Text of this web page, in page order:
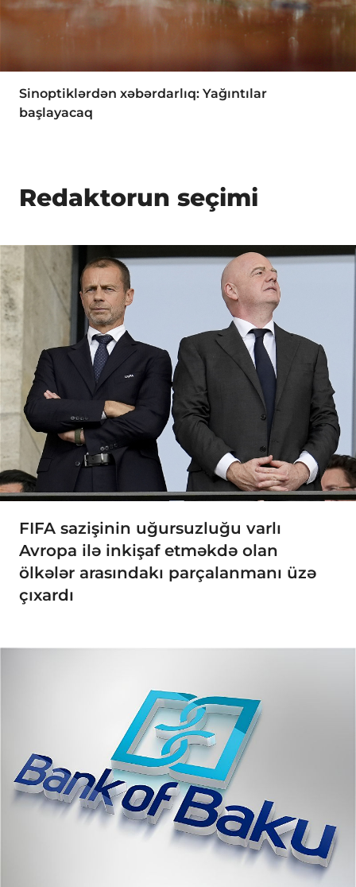
Sinoptiklərdən xəbərdarlıq: Yağıntılar
başlayacaq
Redaktorun seçimi
FIFA sazişinin uğursuzluğu varlı
Avropa ilə inkişaf etməkdə olan
ölkələr arasındakı parçalanmanı üzə
çıxardı